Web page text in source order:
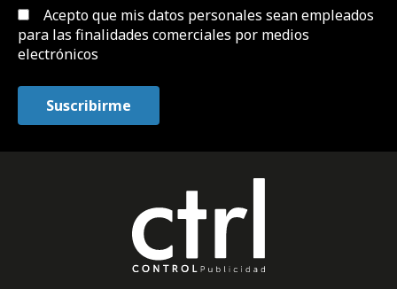
Acepto que mis datos personales sean empleados
para las finalidades comerciales por medios
electrónicos